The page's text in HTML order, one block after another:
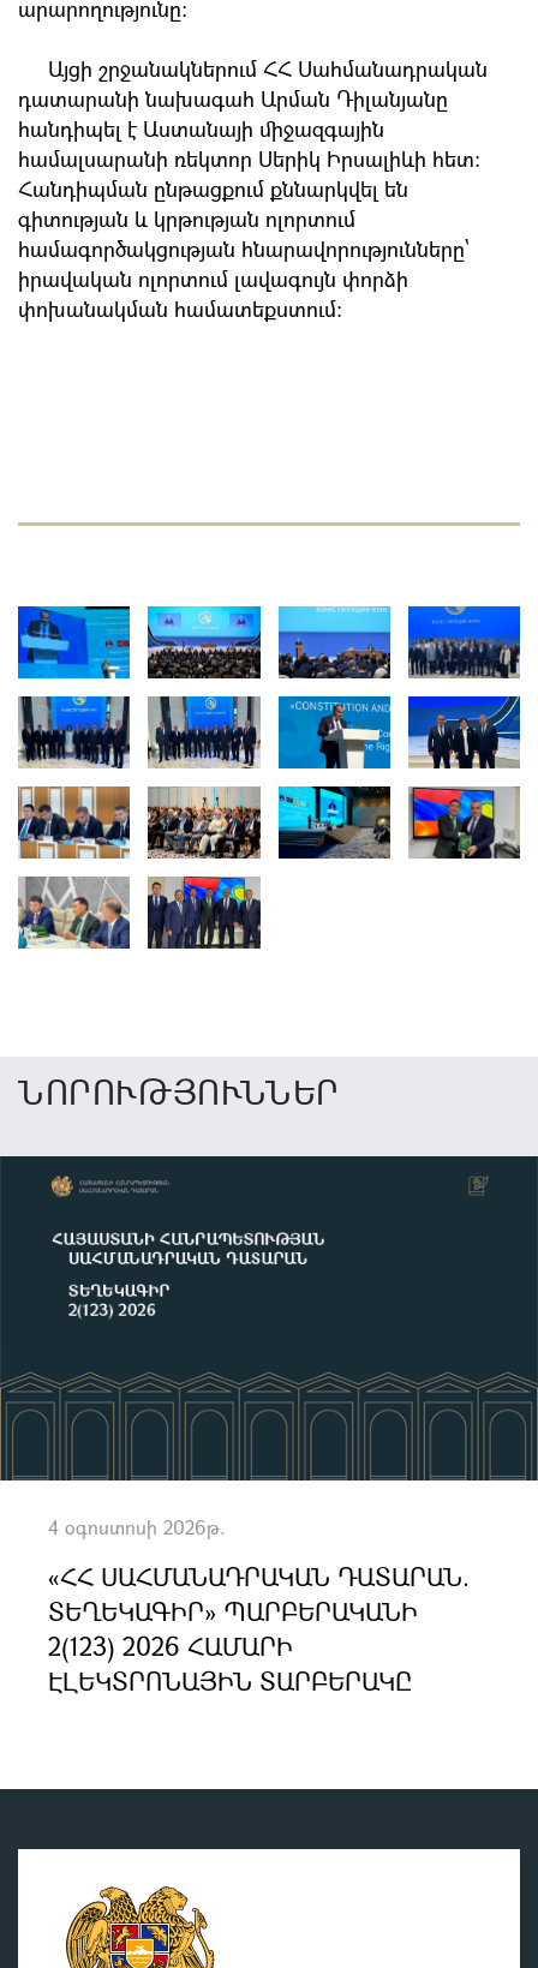
արարողությունը։
Այցի շրջանակներում ՀՀ Սահմանադրական
դատարանի նախագահ Արման Դիլանյանը
հանդիպել է Աստանայի միջազգային
համալսարանի ռեկտոր Սերիկ Իրսալիևի հետ։
Հանդիպման ընթացքում քննարկվել են
գիտության և կրթության ոլորտում
համագործակցության հնարավորությունները`
իրավական ոլորտում լավագույն փորձի
փոխանակման համատեքստում։
ՆՈՐՈՒԹՅՈՒՆՆԵՐ
4 օգոստոսի 2026թ.
«ՀՀ ՍԱՀՄԱՆԱԴՐԱԿԱՆ ԴԱՏԱՐԱՆ.
ՏԵՂԵԿԱԳԻՐ» ՊԱՐԲԵՐԱԿԱՆԻ
2(123) 2026 ՀԱՄԱՐԻ
ԷԼԵԿՏՐՈՆԱՅԻՆ ՏԱՐԲԵՐԱԿԸ